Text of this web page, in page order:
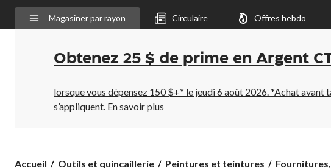
est
Leduc,
AB,
Fermeture
à
22:00
cliquer
pour
Magasiner par rayon Circulaire Offres hebdo
Obtenez 25 $ de prime en Argent
lorsque vous dépensez 150 $+* le jeudi 6 août 2026. *Achat avant
s’appliquent. En savoir plus
Accueil Outils et quincaillerie Peintures et teintures